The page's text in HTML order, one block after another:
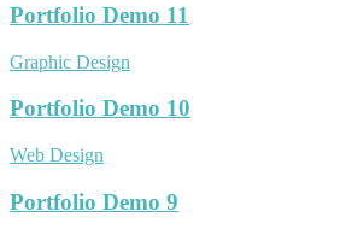
Portfolio Demo 11
Graphic Design
Portfolio Demo 10
Web Design
Portfolio Demo 9